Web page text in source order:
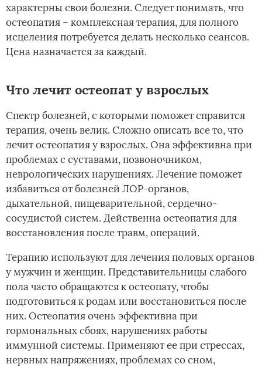
характерны свои болезни. Следует понимать, что
остеопатия – комплексная терапия, для полного
исцеления потребуется делать несколько сеансов.
Цена назначается за каждый.
Что лечит остеопат у взрослых
Спектр болезней, с которыми поможет справится
терапия, очень велик. Сложно описать все то, что
лечит остеопатия у взрослых. Она эффективна при
проблемах с суставами, позвоночником,
неврологических нарушениях. Лечение поможет
избавиться от болезней ЛОР-органов,
дыхательной, пищеварительной, сердечно-
сосудистой систем. Действенна остеопатия для
восстановления после травм, операций.
Терапию используют для лечения половых органов
у мужчин и женщин. Представительницы слабого
пола часто обращаются к остеопату, чтобы
подготовиться к родам или восстановиться после
них. Остеопатия очень эффективна при
гормональных сбоях, нарушениях работы
иммунной системы. Применяют ее при стрессах,
нервных напряжениях, проблемах со сном,